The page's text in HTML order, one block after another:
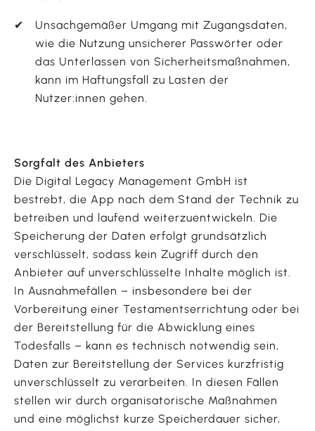
Unsachgemäßer Umgang mit Zugangsdaten,
wie die Nutzung unsicherer Passwörter oder
das Unterlassen von Sicherheitsmaßnahmen,
kann im Haftungsfall zu Lasten der
Nutzer:innen gehen.
Sorgfalt des Anbieters
Die Digital Legacy Management GmbH ist
bestrebt, die App nach dem Stand der Technik zu
betreiben und laufend weiterzuentwickeln. Die
Speicherung der Daten erfolgt grundsätzlich
verschlüsselt, sodass kein Zugriff durch den
Anbieter auf unverschlüsselte Inhalte möglich ist.
In Ausnahmefällen – insbesondere bei der
Vorbereitung einer Testamentserrichtung oder bei
der Bereitstellung für die Abwicklung eines
Todesfalls – kann es technisch notwendig sein,
Daten zur Bereitstellung der Services kurzfristig
unverschlüsselt zu verarbeiten. In diesen Fällen
stellen wir durch organisatorische Maßnahmen
und eine möglichst kurze Speicherdauer sicher,